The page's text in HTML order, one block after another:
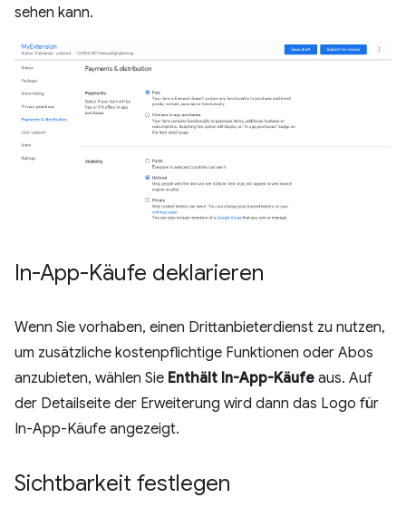
sehen kann.
In-App-Käufe deklarieren
Wenn Sie vorhaben, einen Drittanbieterdienst zu nutzen,
um zusätzliche kostenpflichtige Funktionen oder Abos
anzubieten, wählen Sie Enthält In-App-Käufe aus. Auf
der Detailseite der Erweiterung wird dann das Logo für
In-App-Käufe angezeigt.
Sichtbarkeit festlegen